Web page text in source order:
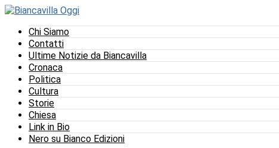
Chi Siamo
Contatti
Ultime Notizie da Biancavilla
Cronaca
Politica
Cultura
Storie
Chiesa
Link in Bio
Nero su Bianco Edizioni